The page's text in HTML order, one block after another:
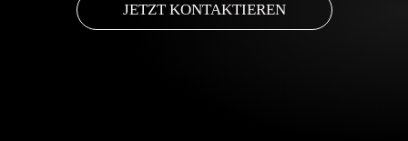
JETZT KONTAKTIEREN